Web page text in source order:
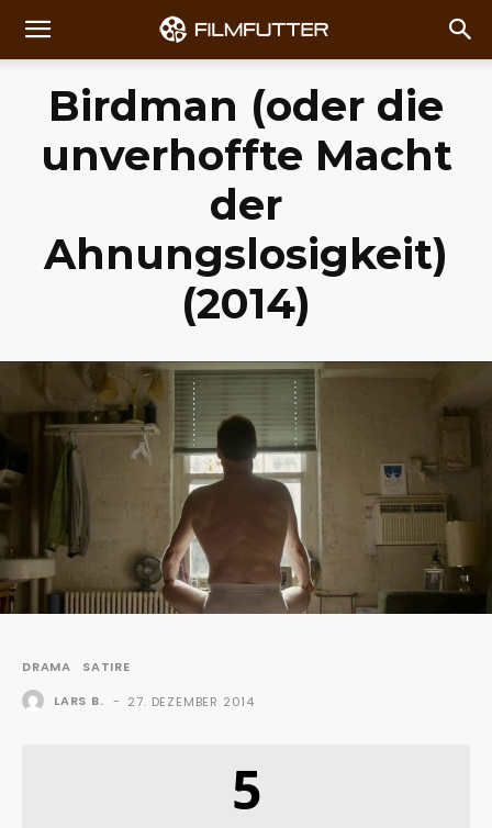
Birdman (oder die
unverhoffte Macht
der
Ahnungslosigkeit)
(2014)
DRAMA
SATIRE
LARS B. - 27. DEZEMBER 2014
5